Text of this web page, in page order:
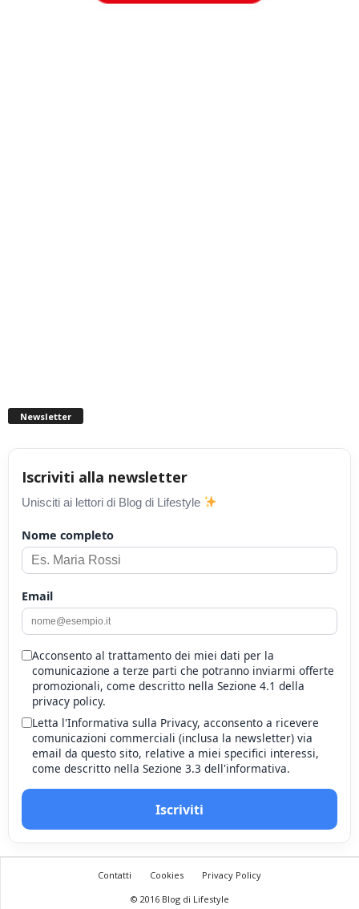
Newsletter
Iscriviti alla newsletter
Unisciti ai lettori di Blog di Lifestyle
Nome completo
Email
Acconsento al trattamento dei miei dati per la
comunicazione a terze parti che potranno inviarmi offerte
promozionali, come descritto nella Sezione 4.1 della
privacy policy.
Letta l'Informativa sulla Privacy, acconsento a ricevere
comunicazioni commerciali (inclusa la newsletter) via
email da questo sito, relative a miei specifici interessi,
come descritto nella Sezione 3.3 dell'informativa.
Iscriviti
Contatti Cookies
Privacy Policy
© 2016 Blog di Lifestyle